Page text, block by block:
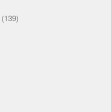
(139)